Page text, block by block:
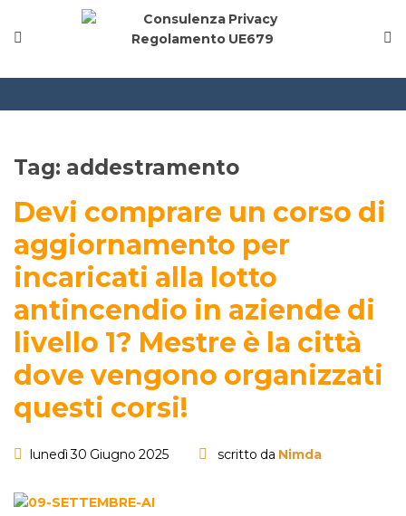
MODINETWORK
Compliance
Chi Siamo
Corsi
CONTATTACI
Questionario
Blog e info
FAQ
Tag: addestramento
Devi comprare un corso di
aggiornamento per
incaricati alla lotto
antincendio in aziende di
livello 1? Mestre è la città
dove vengono organizzati
questi corsi!
lunedì 30 Giugno 2025 scritto da Nimda